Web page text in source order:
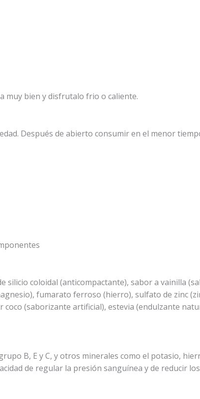
muy bien y disfrutalo frio o caliente.
Después de abierto consumir en el menor
silicio coloidal (anticompactante), sabor a vainilla
fumarato ferroso (hierro), sulfato de zinc
coco (saborizante artificial), estevia (endulzante
B, E y C, y otros minerales como el potasio,
de regular la presión sanguínea y de reducir